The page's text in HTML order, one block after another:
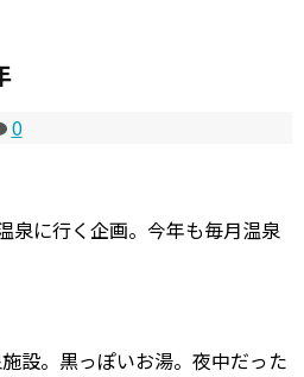
0
泉に行く企画。今年も毎月温泉
設。黒っぽいお湯。夜中だった